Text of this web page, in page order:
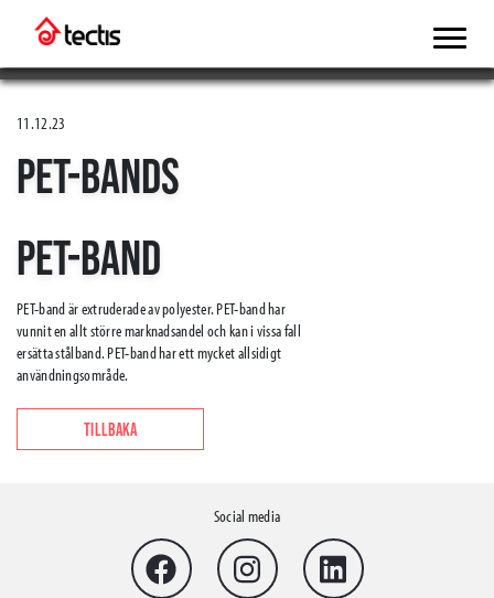
11.12.23
PET-BANDS
PET-BAND
PET-band är extruderade av polyester. PET-band har
vunnit en allt större marknadsandel och kan i vissa fall
ersätta stålband. PET-band har ett mycket allsidigt
användningsområde.
TILLBAKA
Social media